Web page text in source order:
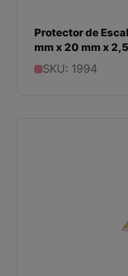
Protector de
mm x 20 mm x
SKU: 1994